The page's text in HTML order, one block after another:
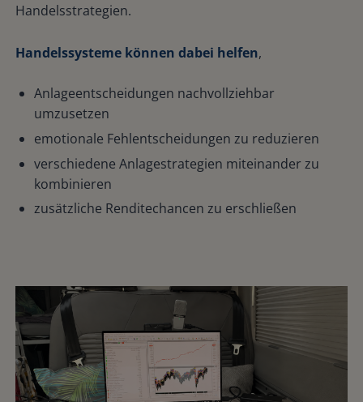
Handelsstrategien.
Handelssysteme können dabei helfen,
Anlageentscheidungen nachvollziehbar
umzusetzen
emotionale Fehlentscheidungen zu reduzieren
verschiedene Anlagestrategien miteinander zu
kombinieren
zusätzliche Renditechancen zu erschließen